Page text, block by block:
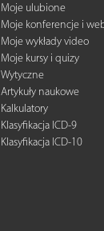
Moje ulubione
Moje konferencje i
Moje wykłady video
Moje kursy i quizy
Wytyczne
Artykuły naukowe
Kalkulatory
Klasyfikacja ICD-9
Klasyfikacja ICD-10